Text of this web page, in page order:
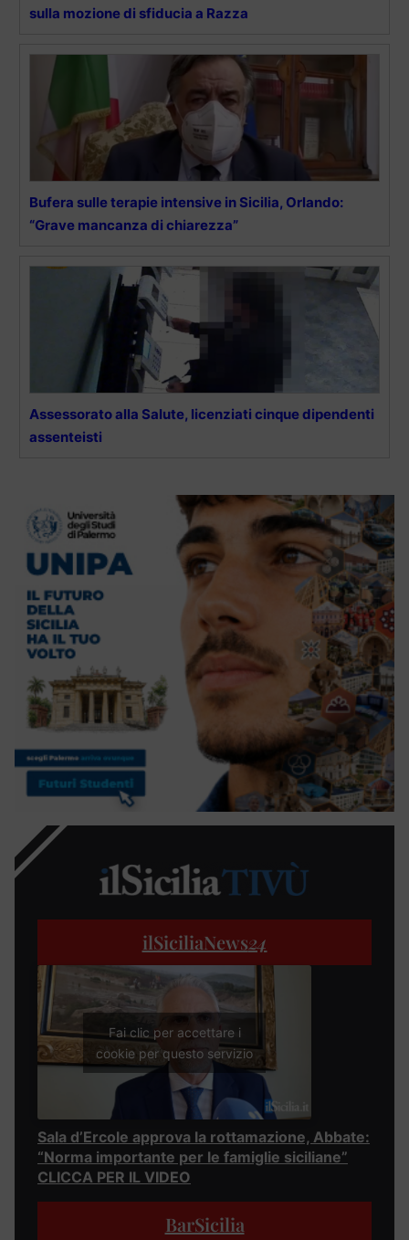
sulla mozione di sfiducia a Razza
Bufera sulle terapie intensive in Sicilia, Orlando:
“Grave mancanza di chiarezza”
Assessorato alla Salute, licenziati cinque dipendenti
assenteisti
ilSiciliaNews24
Fai clic per accettare i
cookie per questo servizio
Sala d’Ercole approva la rottamazione, Abbate:
“Norma importante per le famiglie siciliane”
CLICCA PER IL VIDEO
BarSicilia